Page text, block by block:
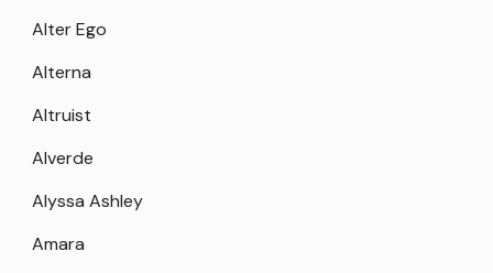
Alter Ego
Alterna
Altruist
Alverde
Alyssa Ashley
Amara